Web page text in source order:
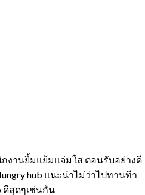
งานยิ้มแย้มแจ่มใส ตอนรับอย่างดี
hub แนะนำไม่ว่าไปทานทีา
ดีสุดๆเช่นกัน